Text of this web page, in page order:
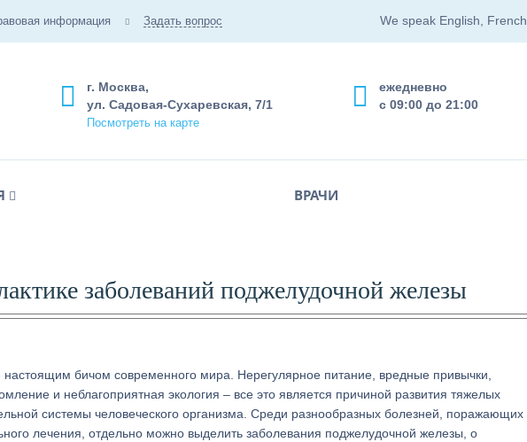
информация Задать вопрос We speak English, French
ежедневно
с 09:00 до 21:00
г. Москва,
ул. Садовая-Сухаревская, 7/1
Посмотреть на карте
ВРАЧИ
заболеваний поджелудочной железы
бичом современного мира. Нерегулярное питание, вредные привычки,
и неблагоприятная экология – все это является причиной развития тяжелых
системы человеческого организма. Среди разнообразных болезней, поражающих
лечения, отдельно можно выделить заболевания поджелудочной железы, о